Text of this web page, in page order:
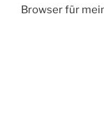
Browser für